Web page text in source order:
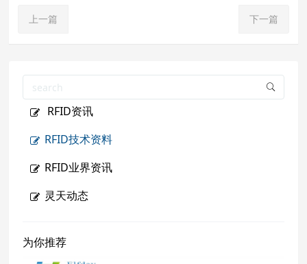
上一篇 下一篇
RFID资讯
RFID技术资料
RFID业界资讯
灵天动态
为你推荐